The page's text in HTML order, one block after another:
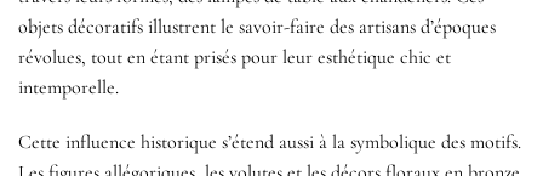
objets décoratifs illustrent le savoir-faire des artisans d’époques
révolues, tout en étant prisés pour leur esthétique chic et
intemporelle.
Cette influence historique s’étend aussi à la symbolique des motifs.